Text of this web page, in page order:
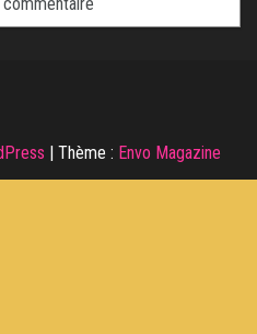
| Thème : Envo Magazine